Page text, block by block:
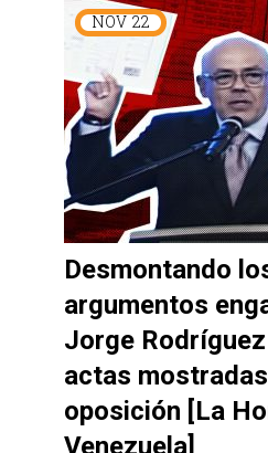
NOV 22
Desmontando
argumentos
Jorge
actas
oposición [La
Venezuela]